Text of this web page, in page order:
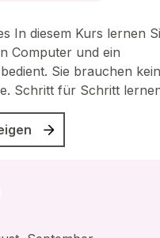
In diesem Kurs lernen
Computer und ein
Sie brauchen
Schritt für Schritt